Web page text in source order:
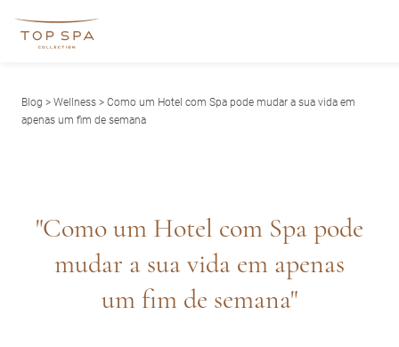
Blog > Wellness > Como um Hotel com Spa pode mudar a sua vida em
apenas um fim de semana
"Como um Hotel com Spa pode
mudar a sua vida em apenas
um fim de semana"